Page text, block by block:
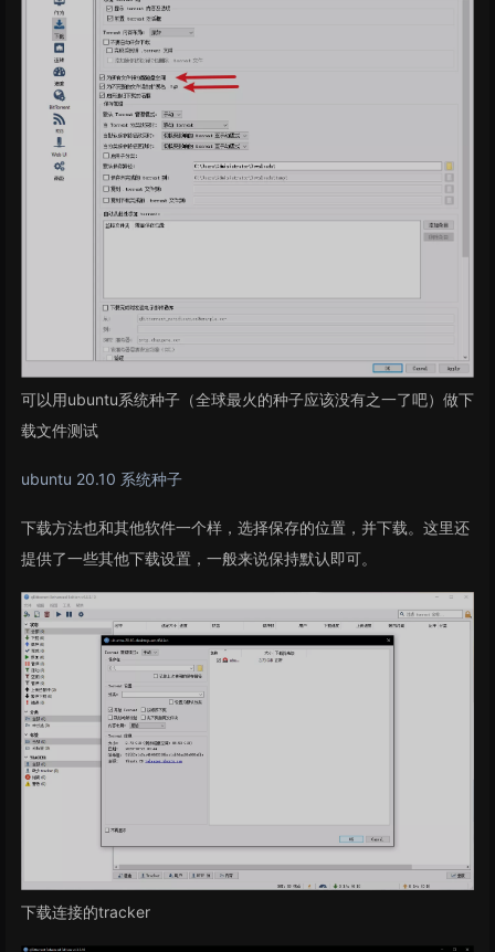
可以用ubuntu系统种子（全球最火的种子应该没有之一了吧）做下
载文件测试
ubuntu 20.10 系统种子
下载方法也和其他软件一个样，选择保存的位置，并下载。这里还
提供了一些其他下载设置，一般来说保持默认即可。
下载连接的tracker